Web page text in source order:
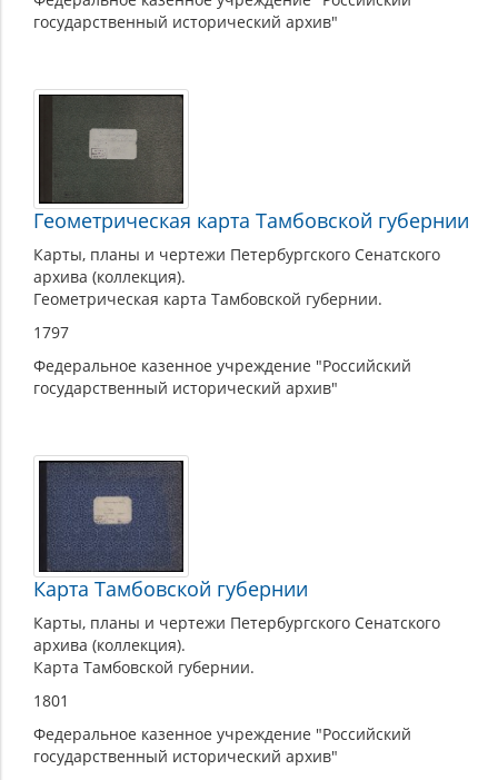
государственный исторический архив"
Геометрическая карта Тамбовской губернии
Карты, планы и чертежи Петербургского Сенатского
архива (коллекция).
Геометрическая карта Тамбовской губернии.
1797
Федеральное казенное учреждение "Российский
государственный исторический архив"
Карта Тамбовской губернии
Карты, планы и чертежи Петербургского Сенатского
архива (коллекция).
Карта Тамбовской губернии.
1801
Федеральное казенное учреждение "Российский
государственный исторический архив"